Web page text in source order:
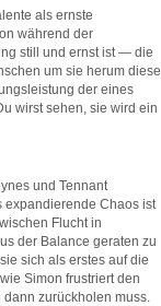
als ernste
während der
still und ernst ist — die
um sie herum diese
der eines
wirst sehen, sie wird ein
und Tennant
expandierende Chaos ist
Flucht in
der Balance geraten zu
sich als erstes auf die
Simon frustriert den
zurückholen muss.